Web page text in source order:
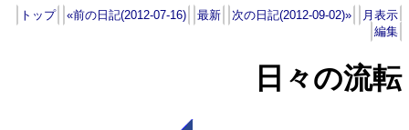
トップ «前の日記(2012-07-16) 最新 次の日記(2012-09-02)»
月表示
編集
日々の流転